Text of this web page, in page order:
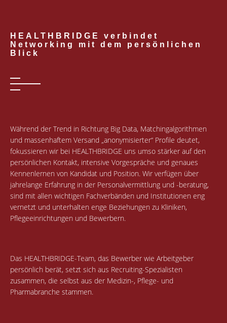
HEALTHBRIDGE verbindet
Networking mit dem persönlichen
Blick
Während der Trend in Richtung Big Data, Matchingalgorithmen
und massenhaftem Versand „anonymisierter“ Profile deutet,
fokussieren wir bei HEALTHBRIDGE uns umso stärker auf den
persönlichen Kontakt, intensive Vorgespräche und genaues
Kennenlernen von Kandidat und Position. Wir verfügen über
jahrelange Erfahrung in der Personalvermittlung und -beratung,
sind mit allen wichtigen Fachverbänden und Institutionen eng
vernetzt und unterhalten enge Beziehungen zu Kliniken,
Pflegeeinrichtungen und Bewerbern.
Das HEALTHBRIDGE-Team, das Bewerber wie Arbeitgeber
persönlich berät, setzt sich aus Recruiting-Spezialisten
zusammen, die selbst aus der Medizin-, Pflege- und
Pharmabranche stammen.